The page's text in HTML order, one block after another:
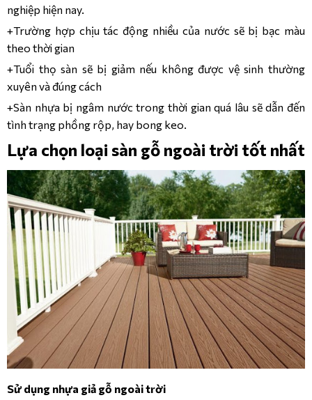
nghiệp hiện nay.
+Trường hợp chịu tác động nhiều của nước sẽ bị bạc màu
theo thời gian
+Tuổi thọ sàn sẽ bị giảm nếu không được vệ sinh thường
xuyên và đúng cách
+Sàn nhựa bị ngâm nước trong thời gian quá lâu sẽ dẫn đến
tình trạng phồng rộp, hay bong keo.
Lựa chọn loại sàn gỗ ngoài trời tốt nhất
Sử dụng nhựa giả gỗ ngoài trời